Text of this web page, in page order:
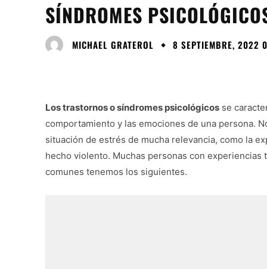
SÍNDROMES
MICHAEL GRATEROL 8 SEPTIEMBRE, 2022
Los trastornos o síndromes psicológicos se
comportamiento y las emociones de una persona.
situación de estrés de mucha relevancia, como la
hecho violento. Muchas personas con
comunes tenemos los siguientes.